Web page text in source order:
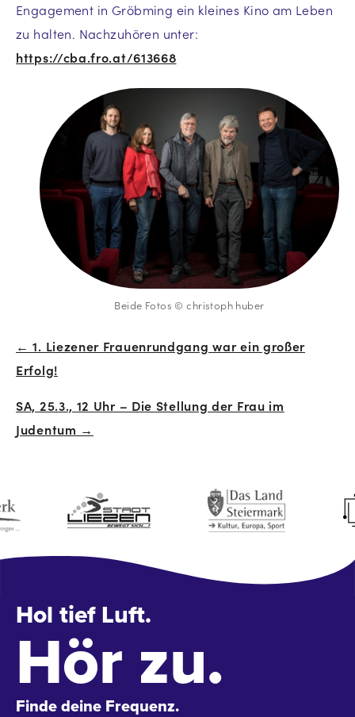
Engagement in Gröbming ein kleines Kino am Leben
zu halten. Nachzuhören unter:
https://cba.fro.at/613668
Beide Fotos © christoph huber
Beitrags-
← 1. Liezener Frauenrundgang war ein großer
Erfolg!
SA, 25.3., 12 Uhr – Die Stellung der Frau im
Judentum →
Hol tief Luft.
Hör zu.
Finde deine Frequenz.